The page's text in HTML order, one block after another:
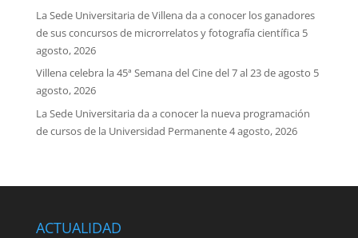
La Sede Universitaria de Villena da a conocer los ganadores
de sus concursos de microrrelatos y fotografía científica 5
agosto, 2026
Villena celebra la 45ª Semana del Cine del 7 al 23 de agosto 5
agosto, 2026
La Sede Universitaria da a conocer la nueva programación
de cursos de la Universidad Permanente4 agosto, 2026
ACTUALIDAD